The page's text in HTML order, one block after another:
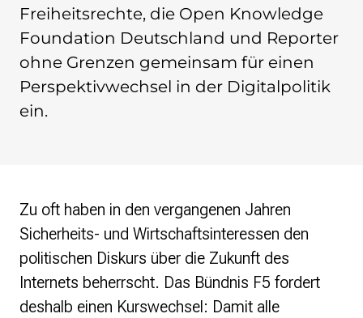
Politische Positionen
Digitale Bildung
Open Data in Politik und Verwaltung
Offene digitale Infrastrukturen
Europäische und internationale Digitalpolitik
Offenes Kulturerbe
Wikidata
Wikimedia Commons
Initiativen für Freies Wissen
Bündnis Freie Bildung
Bündnis F5
Freiheitsrechte, die Open Knowledge
Foundation Deutschland und Reporter
ohne Grenzen gemeinsam für einen
Perspektivwechsel in der Digitalpolitik
ein.
Zu oft haben in den vergangenen Jahren
Sicherheits- und Wirtschaftsinteressen den
politischen Diskurs über die Zukunft des
Internets beherrscht. Das Bündnis F5 fordert
deshalb einen Kurswechsel: Damit alle